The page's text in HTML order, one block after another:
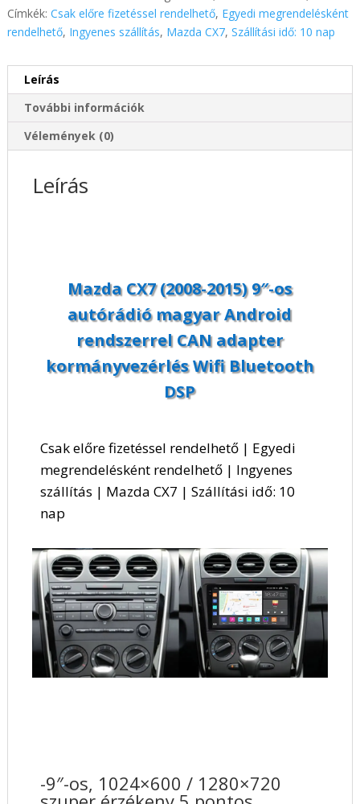
os
autórádió
magyar
rendszerrel
CAN
adapter
kormányvezérlés
Wifi
DSP
Címkék: Csak előre fizetéssel rendelhető, Egyedi megrendelésként
rendelhető, Ingyenes szállítás, Mazda CX7, Szállítási idő: 10 nap
Leírás
További információk
Vélemények (0)
Leírás
Mazda CX7 (2008-2015) 9″-os
autórádió magyar Android
rendszerrel CAN adapter
kormányvezérlés Wifi Bluetooth
DSP
Csak előre fizetéssel rendelhető | Egyedi
megrendelésként rendelhető | Ingyenes
szállítás | Mazda CX7 | Szállítási idő: 10
nap
-9″-os, 1024×600 / 1280×720